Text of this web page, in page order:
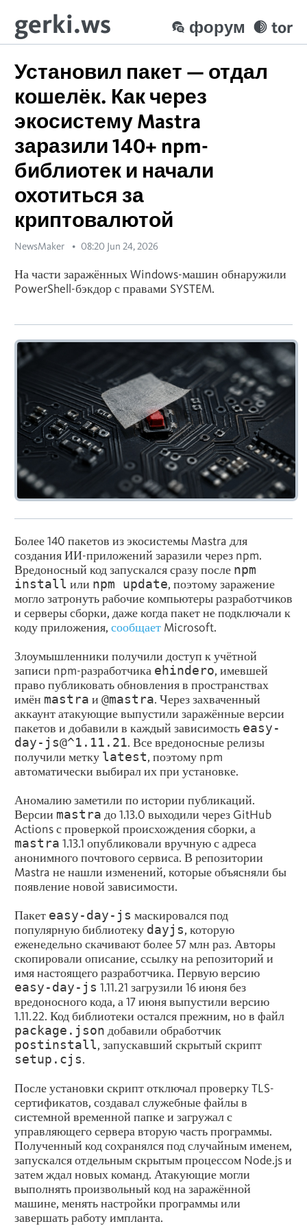
gerki.ws tor
форум
Установил пакет — отдал
кошелёк. Как через
экосистему Mastra
заразили 140+ npm-
библиотек и начали
охотиться за
криптовалютой
NewsMaker 08:20 Jun 24, 2026
На части заражённых Windows-машин обнаружили
PowerShell-бэкдор с правами SYSTEM.
Более 140 пакетов из экосистемы Mastra для
создания ИИ-приложений заразили через npm.
Вредоносный код запускался сразу после npm
install или npm update, поэтому заражение
могло затронуть рабочие компьютеры разработчиков
и серверы сборки, даже когда пакет не подключали к
коду приложения, сообщает Microsoft.
Злоумышленники получили доступ к учётной
записи npm-разработчика ehindero, имевшей
право публиковать обновления в пространствах
имён mastra и @mastra. Через захваченный
аккаунт атакующие выпустили заражённые версии
пакетов и добавили в каждый зависимость easy-
day-js@^1.11.21. Все вредоносные релизы
получили метку latest, поэтому npm
автоматически выбирал их при установке.
Аномалию заметили по истории публикаций.
Версии mastra до 1.13.0 выходили через GitHub
Actions с проверкой происхождения сборки, а
mastra 1.13.1 опубликовали вручную с адреса
анонимного почтового сервиса. В репозитории
Mastra не нашли изменений, которые объясняли бы
появление новой зависимости.
Пакет easy-day-js маскировался под
популярную библиотеку dayjs, которую
еженедельно скачивают более 57 млн раз. Авторы
скопировали описание, ссылку на репозиторий и
имя настоящего разработчика. Первую версию
easy-day-js 1.11.21 загрузили 16 июня без
вредоносного кода, а 17 июня выпустили версию
1.11.22. Код библиотеки остался прежним, но в файл
package.json добавили обработчик
postinstall, запускавший скрытый скрипт
setup.cjs.
После установки скрипт отключал проверку TLS-
сертификатов, создавал служебные файлы в
системной временной папке и загружал с
управляющего сервера вторую часть программы.
Полученный код сохранялся под случайным именем,
запускался отдельным скрытым процессом Node.js и
затем ждал новых команд. Атакующие могли
выполнять произвольный код на заражённой
машине, менять настройки программы или
завершать работу импланта.